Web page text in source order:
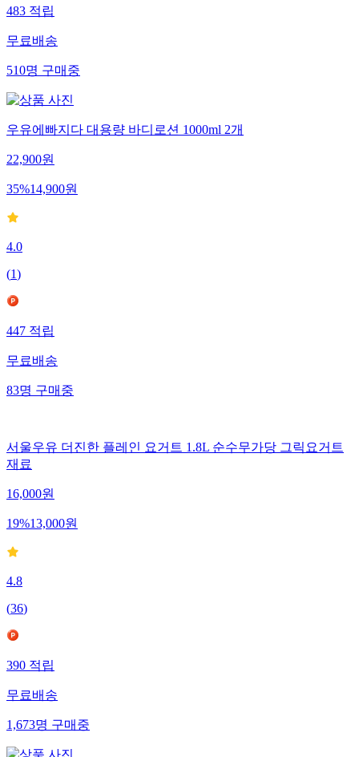
483적립
무료배송
510명구매중
우유에빠지다 대용량 바디로션 1000ml 2개
22,900원
35%14,900원
4.0
(1)
447적립
무료배송
83명구매중
서울우유 더진한 플레인 요거트 1.8L 순수무가당 그릭요거트
재료
16,000원
19%13,000원
4.8
(36)
390적립
무료배송
1,673명구매중